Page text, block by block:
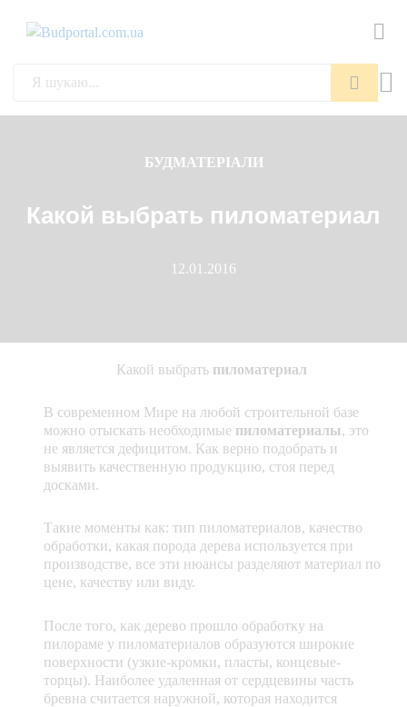
Пошук
БУДМАТЕРІАЛИ
Какой выбрать пиломатериал
12.01.2016
Какой выбрать пиломатериал
В современном Мире на любой строительной базе
можно отыскать необходимые пиломатериалы, это
не является дефицитом. Как верно подобрать и
выявить качественную продукцию, стоя перед
досками.
Такие моменты как: тип пиломатериалов, качество
обработки, какая порода дерева используется при
производстве, все эти нюансы разделяют материал по
цене, качеству или виду.
После того, как дерево прошло обработку на
пилораме у пиломатериалов образуются широкие
поверхности (узкие-кромки, пласты, концевые-
торцы). Наиболее удаленная от сердцевины часть
бревна считается наружной, которая находится